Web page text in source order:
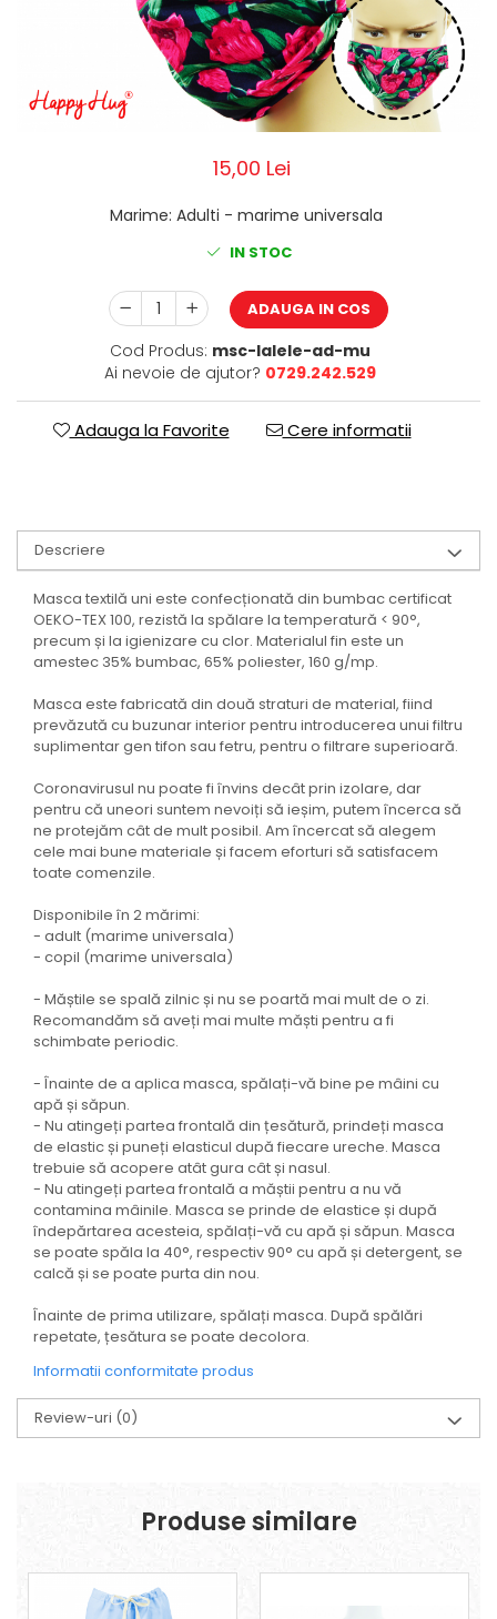
Pălării de Soare
15,00 Lei
Marime: Adulti - marime universala
IN STOC
ADAUGA IN COS
Cod Produs: msc-lalele-ad-mu
Ai nevoie de ajutor? 0729.242.529
Adauga la Favorite Cere informatii
Descriere
Masca textilă uni este confecționată din bumbac certificat
OEKO-TEX 100, rezistă la spălare la temperatură < 90°,
precum și la igienizare cu clor. Materialul fin este un
amestec 35% bumbac, 65% poliester, 160 g/mp.
Masca este fabricată din două straturi de material, fiind
prevăzută cu buzunar interior pentru introducerea unui filtru
suplimentar gen tifon sau fetru, pentru o filtrare superioară.
Coronavirusul nu poate fi învins decât prin izolare, dar
pentru că uneori suntem nevoiți să ieșim, putem încerca să
ne protejăm cât de mult posibil. Am încercat să alegem
cele mai bune materiale și facem eforturi să satisfacem
toate comenzile.
Disponibile în 2 mărimi:
- adult (marime universala)
- copil (marime universala)
- Măștile se spală zilnic și nu se poartă mai mult de o zi.
Recomandăm să aveți mai multe măști pentru a fi
schimbate periodic.
- Înainte de a aplica masca, spălați-vă bine pe mâini cu
apă și săpun.
- Nu atingeți partea frontală din țesătură, prindeți masca
de elastic și puneți elasticul după fiecare ureche. Masca
trebuie să acopere atât gura cât și nasul.
- Nu atingeți partea frontală a măștii pentru a nu vă
contamina mâinile. Masca se prinde de elastice și după
îndepărtarea acesteia, spălați-vă cu apă și săpun. Masca
se poate spăla la 40°, respectiv 90° cu apă și detergent, se
calcă și se poate purta din nou.
Înainte de prima utilizare, spălați masca. După spălări
repetate, țesătura se poate decolora.
Informatii conformitate produs
Review-uri (0)
Produse similare